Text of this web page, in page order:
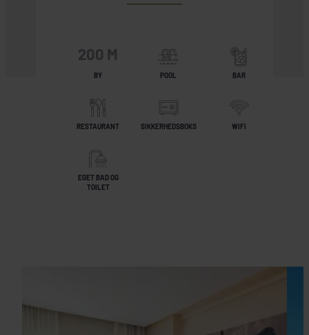
200 M
BY POOL BAR
RESTAURANT SIKKERHEDSBOKS WIFI
EGET BAD OG
TOILET